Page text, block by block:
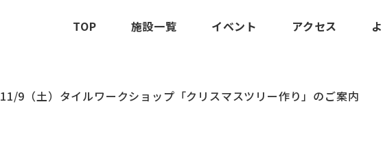
TOP 施設一覧 イベント アクセス
11/9（土）タイルワークショップ「クリスマスツリー作り」のご案内